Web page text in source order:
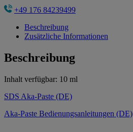
+49 176 84239499
Beschreibung
Zusätzliche Informationen
Beschreibung
Inhalt verfügbar: 10 ml
SDS Aka-Paste (DE)
Aka-Paste Bedienungsanleitungen (DE)